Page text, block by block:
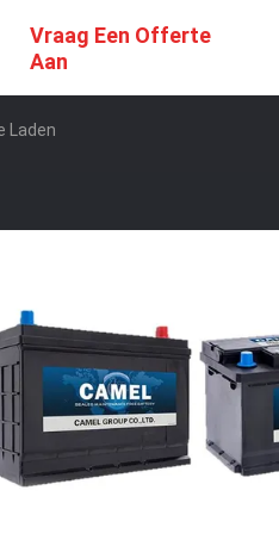
Vraag Een Offerte
Aan
Laden